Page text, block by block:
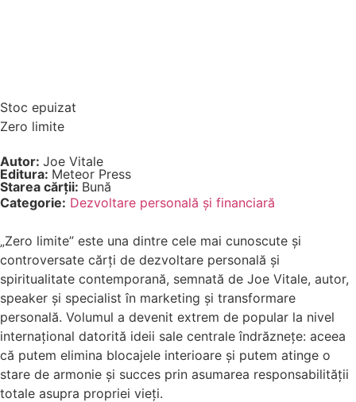
Stoc epuizat
Zero limite
Autor: Joe Vitale
Editura: Meteor Press
Starea cărții: Bună
Categorie: Dezvoltare personală şi financiară
„Zero limite” este una dintre cele mai cunoscute și
controversate cărți de dezvoltare personală și
spiritualitate contemporană, semnată de Joe Vitale, autor,
speaker și specialist în marketing și transformare
personală. Volumul a devenit extrem de popular la nivel
internațional datorită ideii sale centrale îndrăznețe: aceea
că putem elimina blocajele interioare și putem atinge o
stare de armonie și succes prin asumarea responsabilității
totale asupra propriei vieți.